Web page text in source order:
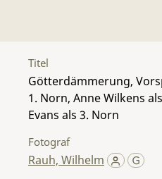
Titel
Götterdämmerung,
1. Norn, Anne Wilkens
Evans als 3. Norn
Fotograf
Rauh, Wilhelm